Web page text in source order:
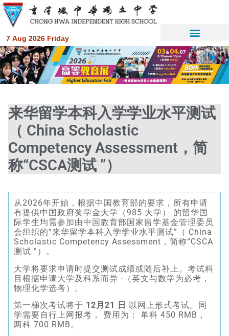
7 Aug 2026 Friday
来华留学本科入学学业水平测试
（ China Scholastic
Competency Assessment，简
称“CSCA测试 ”）
从2026年开始，根据中国教育部的要求，所有申请
有提供中国政府奖学金大学（985 大学） 的留华国
际学生均需参加由中国教育部国家留学基金管理委员
会组织的“来华留学本科入学学业水平测试”（ China
Scholastic Competency Assessment，简称“CSCA
测试 ”）。
大学将要求申请时提交测试成绩或随后补上。考试科
目根据申请大学及科系而异 -（英文与数学为必考，
物理化学选考）。
第一梯次考试将于 12月21 日 以网上形式考试。同
学需要自行上网报考， 费用为： 单科 450 RMB，
两科 700 RMB。